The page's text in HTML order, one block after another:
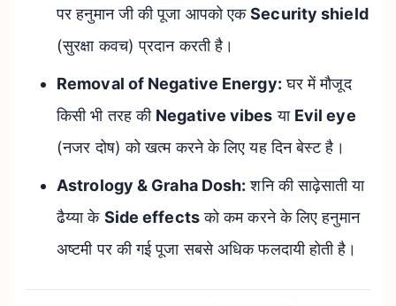
पर हनुमान जी की पूजा आपको एकSecurity shield
(सुरक्षा कवच) प्रदान करती है।
Removal of Negative Energy: घर में मौजूद
किसी भी तरह की Negative vibes या Evil eye
(नजर दोष) को खत्म करने के लिए यह दिन बेस्ट है।
Astrology & Graha Dosh: शनि की साढ़ेसाती या
ढैय्या के Side effectsको कम करने के लिए हनुमान
अष्टमी पर की गई पूजा सबसे अधिक फलदायी होती है।